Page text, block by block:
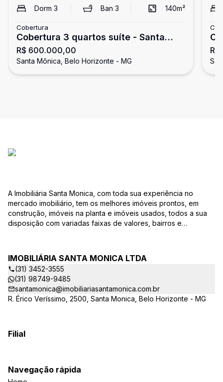
Dorm 3 Ban3 140m²
Cobertura
Cobertura 3 quartos suíte - Santa
Mônica
R$ 600.000,00
Santa Mônica, Belo Horizonte - MG
A Imobiliária Santa Monica, com toda sua experiência no
mercado imobiliário, tem os melhores imóveis prontos, em
construção, imóveis na planta e imóveis usados, todos a sua
disposição com variadas faixas de valores, bairros e
ao CRECI-EE – estarão sempre prontos para responder-lhe
todas as suas dúvidas sobre casas, apartamentos, terrenos,
salas comerciais e outros produtos imobiliários. Quais
vantagens que a Imobiliária Santa Monica lhe proporciona?
Parcerias com várias construtoras da sua cidade;
Acompanhamento e encaminhamento do financiamento
principais portais de imóveis; Análise da capacidade de
procurar meu imóvel? A Imobiliária Santa Monica possui
IMOBILIÁRIA SANTA MONICA LTDA
(31) 3452-3555
(31) 98749-9485
santamonica@imobiliariasantamonica.com.br
R. Érico Veríssimo, 2500, Santa Monica, Belo Horizonte - MG
Filial
Navegação rápida